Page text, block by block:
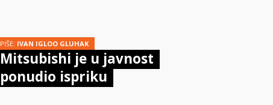
PIŠE: IVAN IGLOO GLUHAK
Mitsubishi je u javnost
ponudio ispriku